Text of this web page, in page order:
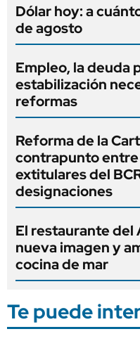
Dólar hoy: a
de agosto
Empleo, la deuda
estabilización
reformas
Reforma de la
contrapunto
extitulares del
designaciones
El restaurante del
nueva imagen y
cocina de mar
Te puede